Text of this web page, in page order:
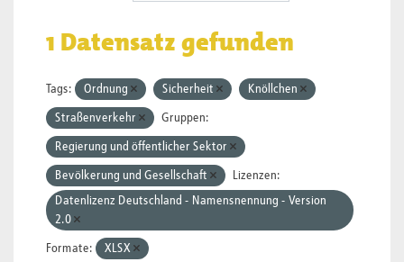
1 Datensatz gefunden
Tags: Ordnung Sicherheit Knöllchen
Straßenverkehr Gruppen:
Regierung und öffentlicher Sektor
Bevölkerung und Gesellschaft
Lizenzen:
Datenlizenz Deutschland - Namensnennung - Version
2.0
Formate: XLSX